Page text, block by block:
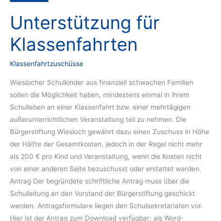
Unterstützung für
Klassenfahrten
Klassenfahrtzuschüsse
Wieslocher Schulkinder aus finanziell schwachen Familien
sollen die Möglichkeit haben, mindestens einmal in ihrem
Schulleben an einer Klassenfahrt bzw. einer mehrtägigen
außerunterrichtlichen Veranstaltung teil zu nehmen. Die
Bürgerstiftung Wiesloch gewährt dazu einen Zuschuss in Höhe
der Hälfte der Gesamtkosten, jedoch in der Regel nicht mehr
als 200 € pro Kind und Veranstaltung, wenn die Kosten nicht
von einer anderen Seite bezuschusst oder erstattet werden.
Antrag Der begründete schriftliche Antrag muss über die
Schulleitung an den Vorstand der Bürgerstiftung geschickt
werden. Antragsformulare liegen den Schulsekretariaten vor.
Hier ist der Antrag zum Download verfügbar: als Word-